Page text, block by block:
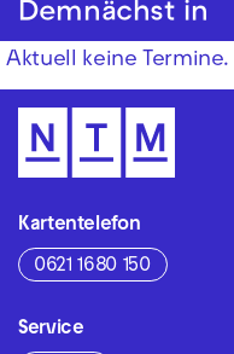
Demnächst in
Aktuell keine Termine.
Kartentelefon
0621 1680 150
Service